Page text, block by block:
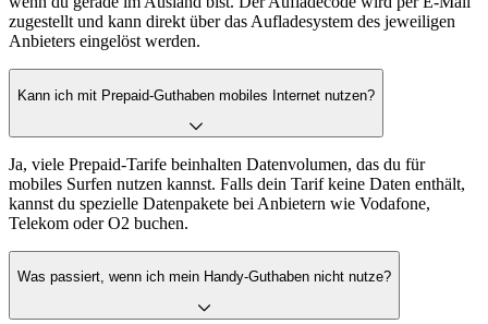
zugestellt und kann direkt über das Aufladesystem des jeweiligen
Anbieters eingelöst werden.
Kann ich mit Prepaid-Guthaben mobiles Internet nutzen?
Ja, viele Prepaid-Tarife beinhalten Datenvolumen, das du für
mobiles Surfen nutzen kannst. Falls dein Tarif keine Daten enthält,
kannst du spezielle Datenpakete bei Anbietern wie Vodafone,
Telekom oder O2 buchen.
Was passiert, wenn ich mein Handy-Guthaben nicht nutze?